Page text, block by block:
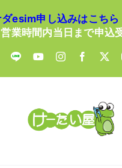
ダesim申し込みはこちら
業時間内当日まで申込
LINE YouTubeInstagram X